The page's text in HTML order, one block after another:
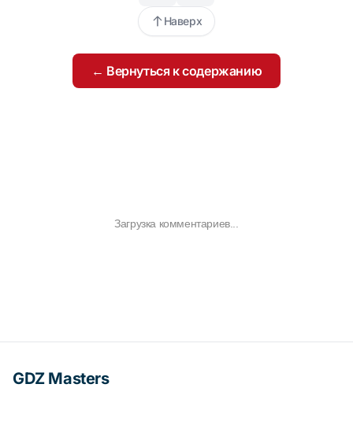
Наверх
← Вернуться к содержанию
Загрузка комментариев...
GDZ Masters